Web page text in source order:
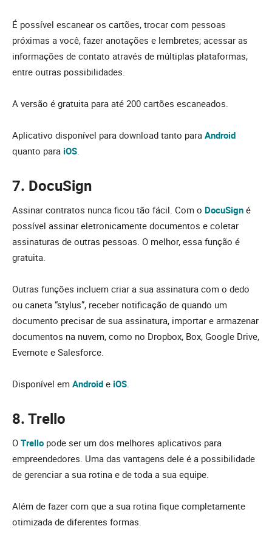
É possível escanear os cartões, trocar com pessoas
próximas a você, fazer anotações e lembretes; acessar as
informações de contato através de múltiplas plataformas,
entre outras possibilidades.
A versão é gratuita para até 200 cartões escaneados.
Aplicativo disponível para download tanto para Android
quanto para iOS.
7. DocuSign
Assinar contratos nunca ficou tão fácil. Com o DocuSign é
possível assinar eletronicamente documentos e coletar
assinaturas de outras pessoas. O melhor, essa função é
gratuita.
Outras funções incluem criar a sua assinatura com o dedo
ou caneta “stylus”, receber notificação de quando um
documento precisar de sua assinatura, importar e armazenar
documentos na nuvem, como no Dropbox, Box, Google Drive,
Evernote e Salesforce.
Disponível em Android e iOS.
8. Trello
O Trello pode ser um dos melhores aplicativos para
empreendedores. Uma das vantagens dele é a possibilidade
de gerenciar a sua rotina e de toda a sua equipe.
Além de fazer com que a sua rotina fique completamente
otimizada de diferentes formas.